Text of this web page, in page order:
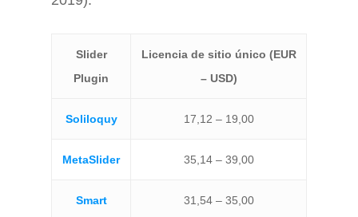
Slider
Plugin
Licencia de sitio único (EUR
– USD)
Soliloquy 17,12 – 19,00
MetaSlider 35,14 – 39,00
Smart
31,54 – 35,00